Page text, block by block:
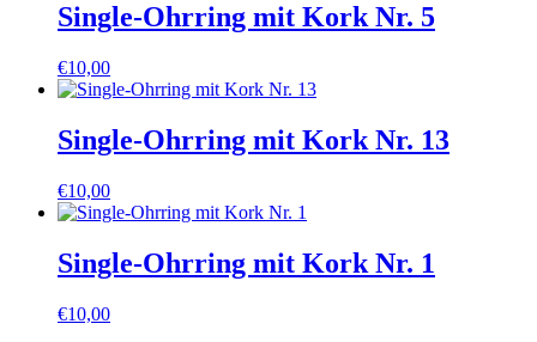
Single-Ohrring mit Kork Nr. 5
€10,00
Single-Ohrring mit Kork Nr. 13
€10,00
Single-Ohrring mit Kork Nr. 1
€10,00